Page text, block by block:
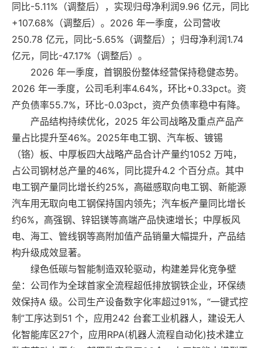
同比-5.11%（调整后），实现归母净利润9.96 亿元，同比
+107.68%（调整后）。2026 年一季度，公司营收
250.78 亿元，同比-5.65%（调整后）；归母净利润1.74
亿元，同比-47.17%（调整后）。
2026 年一季度，首钢股份整体经营保持稳健态势。
2026 年一季度，公司毛利率4.64%，环比+0.33pct。资
产负债率55.7%，环比-0.03pct，资产负债率稳中有降。
产品结构持续优化，2025 年公司战略及重点产品产
量占比提升至46%。2025年电工钢、汽车板、镀锡
（铬）板、中厚板四大战略产品合计产量约1052 万吨，
占公司钢材总产量的46%，同比提升4.2 个百分点。其中
电工钢产量同比增长约25%，高磁感取向电工钢、新能源
汽车用无取向电工钢保持国内领先；汽车板产量同比增长
约6%，高强钢、锌铝镁等高端产品快速增长；中厚板风
电、海工、管线钢等高附加值产品销量大幅提升，产品结
构升级成效显著。
绿色低碳与智能制造双轮驱动，构建差异化竞争壁
垒：公司作为全球首家全流程超低排放钢铁企业，环保绩
效保持A 级。公司生产设备数字化率超过91%，“一键式控
制”工序达到51 个，应用242 台套工业机器人，建设无人
化智能库区27个，应用RPA(机器人流程自动化)技术建立